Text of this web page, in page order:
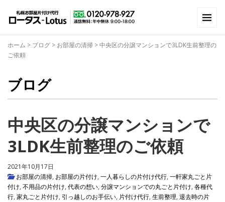
ホーム > ブログ > お部屋の清掃 >中央区の分譲マンションで3LDK生前整理の
ご依頼
ブログ
中央区の分譲マンションで
3LDK生前整理のご依頼
2021年10月17日
お部屋の清掃, お部屋の片付け, 一人暮らしの片付け代行, 一軒家丸ごと片
付け, 不用品の片付け, 代表の想い, 分譲マンションでの丸ごと片付け, 各種代
行, 家丸ごと片付け, 引っ越しのお手伝い, 片付け代行, 生前整理, 退去時の片